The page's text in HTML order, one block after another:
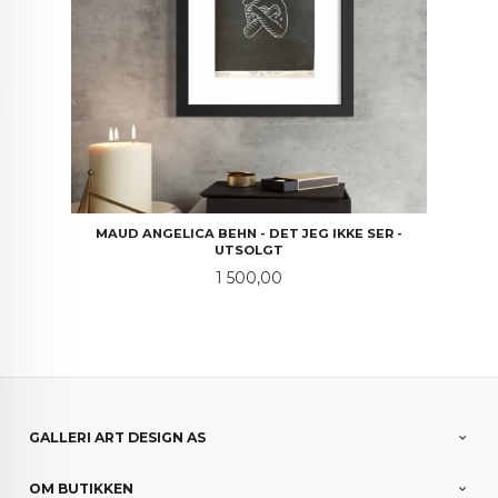
MAUD ANGELICA BEHN - DET JEG IKKE SER -
UTSOLGT
Pris
1 500,00
GALLERI ART DESIGN AS
OM BUTIKKEN